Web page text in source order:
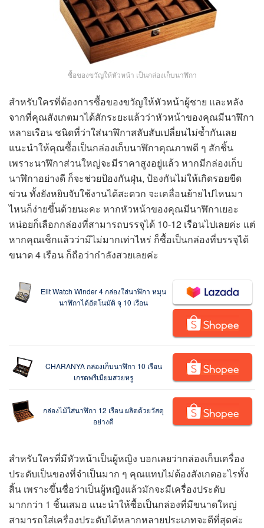
ซื้อของขวัญให้หัวหน้า เป็นกล่องเก็บนาฬิกา
สำหรับใครที่ต้องการซื้อของขวัญให้หัวหน้าผู้ชาย และหลัง
จากที่คุณสังเกตมาได้สักระยะแล้วว่าหัวหน้าของคุณมีนาฬิกา
หลายเรือน ชนิดที่ว่าใส่นาฬิกาสลับสับเปลี่ยนไม่ซ้ำกันเลย
แนะนำให้คุณซื้อเป็นกล่องเก็บนาฬิกาคุณภาพดี ๆ สักชิ้น
เพราะนาฬิกาส่วนใหญ่จะมีราคาสูงอยู่แล้ว หากมีกล่องเก็บ
นาฬิกาอย่างดี ก็จะช่วยป้องกันฝุ่น, ป้องกันไม่ให้เกิดรอยขีด
ข่วน ทั้งยังหยิบจับใช้งานได้สะดวก จะเคลื่อนย้ายไปไหนมา
ไหนก็ง่ายขึ้นด้วยนะคะ หากหัวหน้าของคุณมีนาฬิกาเยอะ
หน่อยก็เลือกกล่องที่สามารถบรรจุได้ 10-12 เรือนไปเลยค่ะ แต่
หากคุณเช็กแล้วว่ามีไม่มากเท่าไหร่ ก็ซื้อเป็นกล่องที่บรรจุได้
ขนาด 4 เรือน ก็ถือว่ากำลังสวยเลยค่ะ
Elit Watch Winder 4 กล่องใส่นาฬิกา หมุน
นาฬิกาได้อัตโนมัติ จุ 10 เรือน
CHARANYA กล่องเก็บนาฬิกา 10 เรือน
เกรดพรีเมียมสวยหรู
กล่องไม้ใส่นาฬิกา 12 เรือน ผลิตด้วยวัสดุ
อย่างดี
สำหรับใครที่มีหัวหน้าเป็นผู้หญิง บอกเลยว่ากล่องเก็บเครื่อง
ประดับเป็นของที่จำเป็นมาก ๆ คุณแทบไม่ต้องสังเกตอะไรทั้ง
สิ้น เพราะขึ้นชื่อว่าเป็นผู้หญิงแล้วมักจะมีเครื่องประดับ
มากกว่า 1 ชิ้นเสมอ แนะนำให้ซื้อเป็นกล่องที่มีขนาดใหญ่
สามารถใส่เครื่องประดับได้หลากหลายประเภทจะดีที่สุดค่ะ